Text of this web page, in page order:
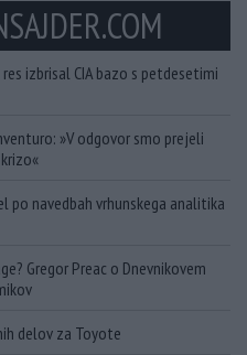
izbrisal CIA bazo s petdesetimi
»V odgovor smo prejeli
po navedbah vrhunskega analitika
Gregor Preac o Dnevnikovem
delov za Toyote